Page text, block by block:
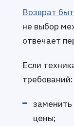
Возврат
не выбор
отвечает
Если
требований:
цены;